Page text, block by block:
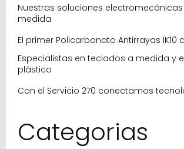
Nuestras soluciones
medida
El primer Policarbonato Antirrayas IK10
Especialistas en teclados a medida y
plástico
Con el Servicio 270 conectamos
Categorias